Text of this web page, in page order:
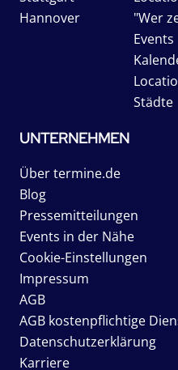
Hannover
"Wer
Events
Städte
UNTERNEHMEN
Über termine.de
Blog
Pressemitteilungen
Events in der Nähe
Cookie-Einstellungen
Impressum
AGB
AGB kostenpflichtige
Datenschutzerklärung
Karriere